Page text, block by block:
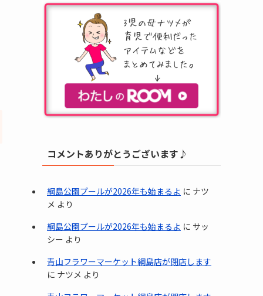
コメントありがとうございます♪
綱島公園プールが2026年も始まるよ に ナツ
メ より
綱島公園プールが2026年も始まるよ に サッ
シー より
青山フラワーマーケット綱島店が閉店します
に ナツメ より